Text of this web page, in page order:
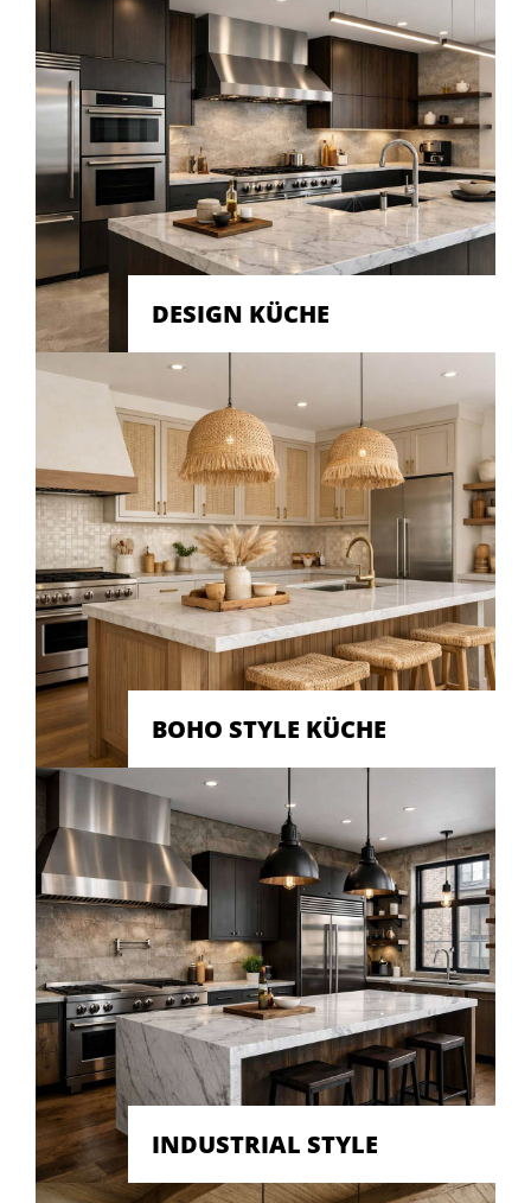
DESIGN KÜCHE
BOHO STYLE KÜCHE
INDUSTRIAL STYLE